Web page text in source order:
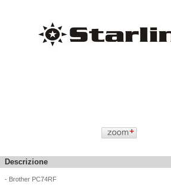
Descrizione
- Brother PC74RF